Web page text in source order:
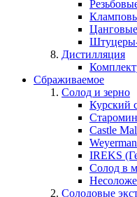
Дистилляция
Сбраживаемое
Солод и зерно
Курский
Castle
IREKS
Солод в
Солодовые